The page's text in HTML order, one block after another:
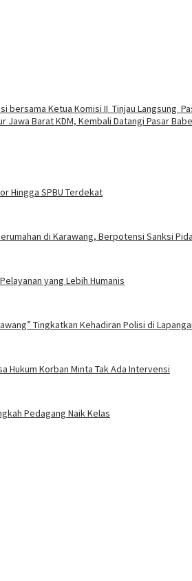
bersama Ketua Komisi II Tinjau Langsung
Barat KDM, Kembali Datangi Pasar
Hingga SPBU Terdekat
di Karawang, Berpotensi Sanksi
yang Lebih Humanis
Tingkatkan Kehadiran Polisi di
Hukum Korban Minta Tak Ada Intervensi
Pedagang Naik Kelas